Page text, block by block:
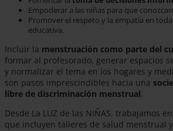
Empoderar a las niñas para que
Promover el respeto y la empatía en
educativa.
Incluir la menstruación como parte del
formar al profesorado, generar espacios
y normalizar el tema en los hogares y
son pasos imprescindibles hacia una
libre de discriminación menstrual.
Desde La LUZ de las NIÑAS, trabajamos
que incluyen talleres de salud menstrual